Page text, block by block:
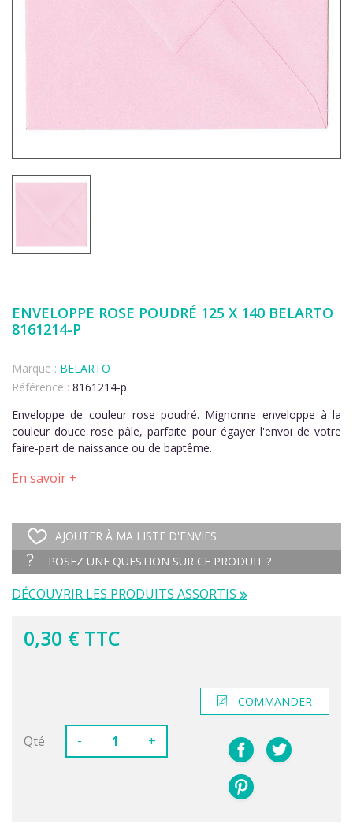
ENVELOPPE ROSE POUDRÉ 125 X 140 BELARTO
8161214-P
Marque : BELARTO
Référence : 8161214-p
Enveloppe de couleur rose poudré. Mignonne enveloppe à la
couleur douce rose pâle, parfaite pour égayer l'envoi de votre
faire-part de naissance ou de baptême.
En savoir +
AJOUTER À MA LISTE D'ENVIES
POSEZ UNE QUESTION SUR CE PRODUIT ?
DÉCOUVRIR LES PRODUITS ASSORTIS
0,30 € TTC
Qté - +
COMMANDER